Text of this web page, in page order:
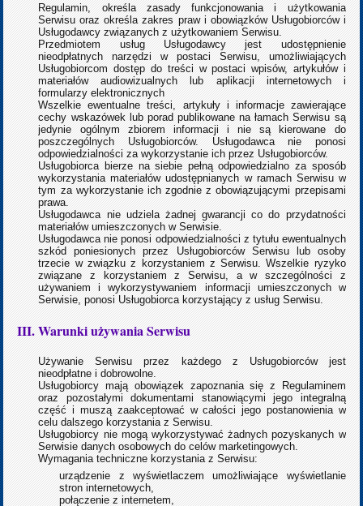
Regulamin, określa zasady funkcjonowania i użytkowania
Serwisu oraz określa zakres praw i obowiązków Usługobiorców i
Usługodawcy związanych z użytkowaniem Serwisu.
Przedmiotem usług Usługodawcy jest udostępnienie
nieodpłatnych narzędzi w postaci Serwisu, umożliwiających
Usługobiorcom dostęp do treści w postaci wpisów, artykułów i
materiałów audiowizualnych lub aplikacji internetowych i
formularzy elektronicznych
Wszelkie ewentualne treści, artykuły i informacje zawierające
cechy wskazówek lub porad publikowane na łamach Serwisu są
jedynie ogólnym zbiorem informacji i nie są kierowane do
poszczególnych Usługobiorców. Usługodawca nie ponosi
odpowiedzialności za wykorzystanie ich przez Usługobiorców.
Usługobiorca bierze na siebie pełną odpowiedzialno za sposób
wykorzystania materiałów udostępnianych w ramach Serwisu w
tym za wykorzystanie ich zgodnie z obowiązującymi przepisami
prawa.
Usługodawca nie udziela żadnej gwarancji co do przydatności
materiałów umieszczonych w Serwisie.
Usługodawca nie ponosi odpowiedzialności z tytułu ewentualnych
szkód poniesionych przez Usługobiorców Serwisu lub osoby
trzecie w związku z korzystaniem z Serwisu. Wszelkie ryzyko
związane z korzystaniem z Serwisu, a w szczególności z
używaniem i wykorzystywaniem informacji umieszczonych w
Serwisie, ponosi Usługobiorca korzystający z usług Serwisu.
III. Warunki używania Serwisu
Używanie Serwisu przez każdego z Usługobiorców jest
nieodpłatne i dobrowolne.
Usługobiorcy mają obowiązek zapoznania się z Regulaminem
oraz pozostałymi dokumentami stanowiącymi jego integralną
część i muszą zaakceptować w całości jego postanowienia w
celu dalszego korzystania z Serwisu.
Usługobiorcy nie mogą wykorzystywać żadnych pozyskanych w
Serwisie danych osobowych do celów marketingowych.
Wymagania techniczne korzystania z Serwisu:
urządzenie z wyświetlaczem umożliwiające wyświetlanie
stron internetowych,
połączenie z internetem,